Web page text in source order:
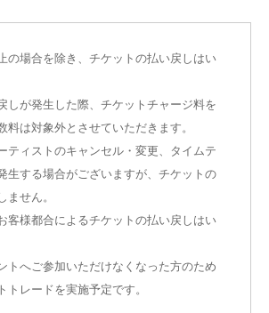
の場合を除き、チケットの払い戻しはい
しが発生した際、チケットチャージ料を
料は対象外とさせていただきます。
ティストのキャンセル・変更 、タイムテ
生する場合がございますが、 チケットの
ません 。
客様都合によるチケットの払い戻しはい
トへご参加いただけなくなった方のため
トレードを実施予定です。